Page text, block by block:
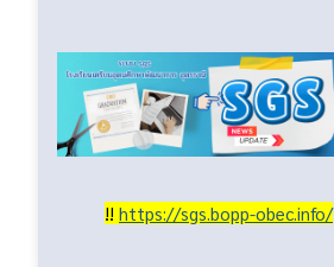
!! https://sgs.bopp-obec.info/